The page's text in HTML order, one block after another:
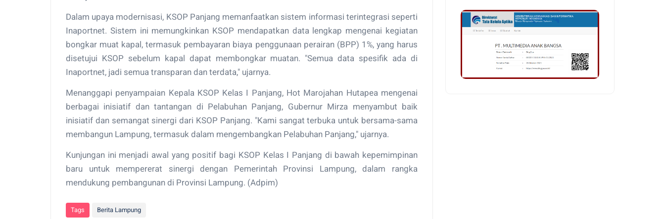
Dalam upaya modernisasi, KSOP Panjang memanfaatkan sistem informasi terintegrasi seperti
Inaportnet. Sistem ini memungkinkan KSOP mendapatkan data lengkap mengenai kegiatan
bongkar muat kapal, termasuk pembayaran biaya penggunaan perairan (BPP) 1%, yang harus
disetujui KSOP sebelum kapal dapat membongkar muatan. "Semua data spesifik ada di
Inaportnet, jadi semua transparan dan terdata," ujarnya.
Menanggapi penyampaian Kepala KSOP Kelas I Panjang, Hot Marojahan Hutapea mengenai
berbagai inisiatif dan tantangan di Pelabuhan Panjang, Gubernur Mirza menyambut baik
inisiatif dan semangat sinergi dari KSOP Panjang. "Kami sangat terbuka untuk bersama-sama
membangun Lampung, termasuk dalam mengembangkan Pelabuhan Panjang," ujarnya.
Kunjungan ini menjadi awal yang positif bagi KSOP Kelas I Panjang di bawah kepemimpinan
baru untuk mempererat sinergi dengan Pemerintah Provinsi Lampung, dalam rangka
mendukung pembangunan di Provinsi Lampung. (Adpim)
Tags Berita Lampung